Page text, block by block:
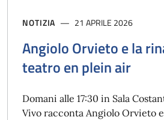
NOTIZIA 21 APRILE 2026
Angiolo Orvieto e la
teatro en plein air
Domani alle 17:30 in Sala
Vivo racconta Angiolo Orvieto